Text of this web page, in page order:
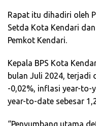
Rapat itu dihadiri oleh
Setda Kota Kendari
Pemkot Kendari.
Kepala BPS Kota
bulan Juli 2024,
-0,02%, inflasi year-to-
year-to-date sebesar
“Penyumbang utama